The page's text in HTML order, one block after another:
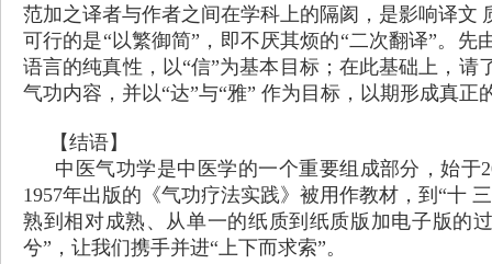
范加之译者与作者之间在学科上的隔阂，是影响译文
可行的是“以繁御简”，即不厌其烦的“二次翻译”。
语言的纯真性，以“信”为基本目标；在此基础上，
气功内容，并以“达”与“雅” 作为目标，以期形成真
【结语】
中医气功学是中医学的一个重要组成部分，始于
1957年出版的《气功疗法实践》被用作教材，到“十
熟到相对成熟、从单一的纸质到纸质版加电子版的
兮”，让我们携手并进“上下而求索”。